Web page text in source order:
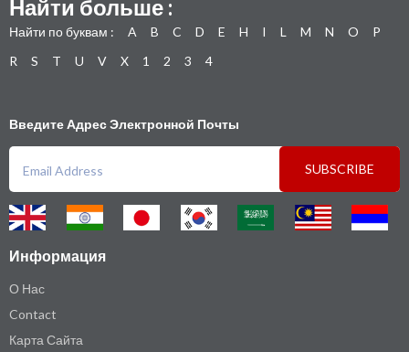
Найти больше :
Найти по буквам : A B C D E H I L M N O
P
R
S T U V X 1 2 3 4
Введите Адрес Электронной Почты
SUBSCRIBE
Информация
О Нас
Contact
Карта Сайта